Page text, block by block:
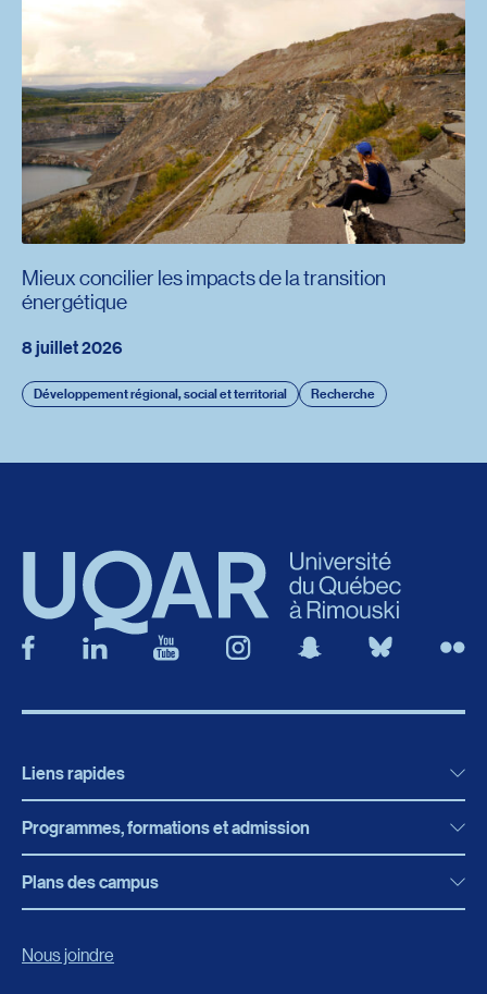
8 juillet 2026
Développement régional, social et territorial Recherche
Mieux concilier les impacts de la transition
énergétique
Liens rapides
Actualités
Bibliothèque
Boutique en ligne
Programmes, formations et admission
Programmes, formations et admission
Plans des campus
Nous joindre